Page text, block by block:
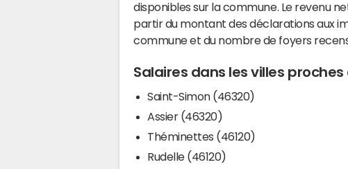
disponibles sur la commune. Le revenu
partir du montant des déclarations aux
commune et du nombre de foyers
Salaires dans les villes proches
Saint-Simon (46320)
Assier (46320)
Théminettes (46120)
Rudelle (46120)